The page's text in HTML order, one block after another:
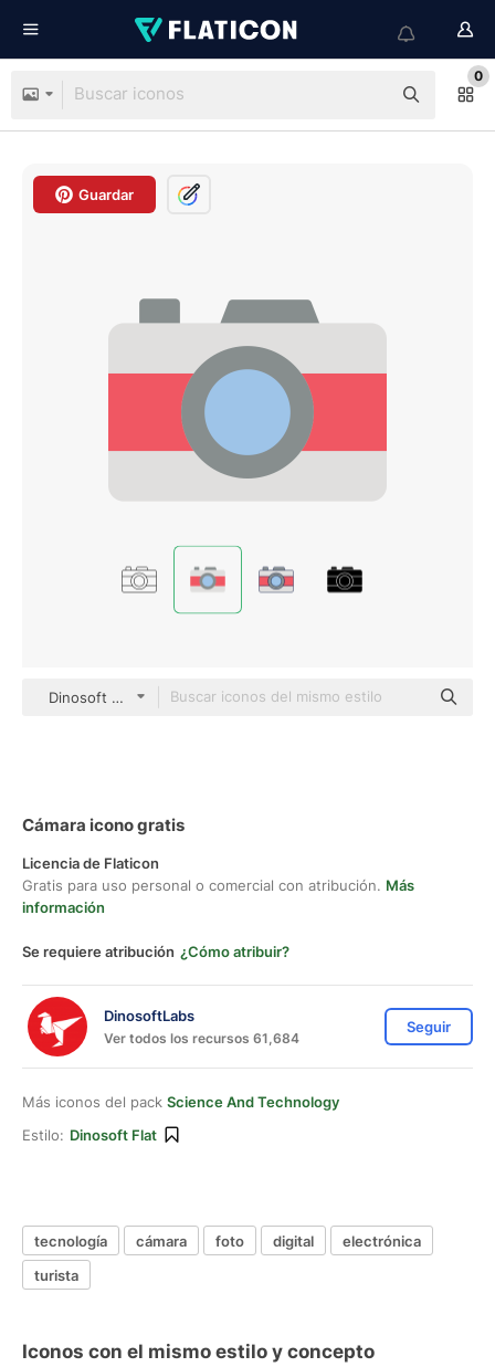
0
Guardar
Dinosoft Flat
Cámara icono gratis
Licencia de Flaticon
Gratis para uso personal o comercial con atribución. Más
información
Se requiere atribución ¿Cómo atribuir?
DinosoftLabs
Ver todos los recursos 61,684
Seguir
Más iconos del pack Science And Technology
Estilo: Dinosoft Flat
tecnología cámara foto digital
electrónica
turista
Iconos con el mismo estilo y concepto